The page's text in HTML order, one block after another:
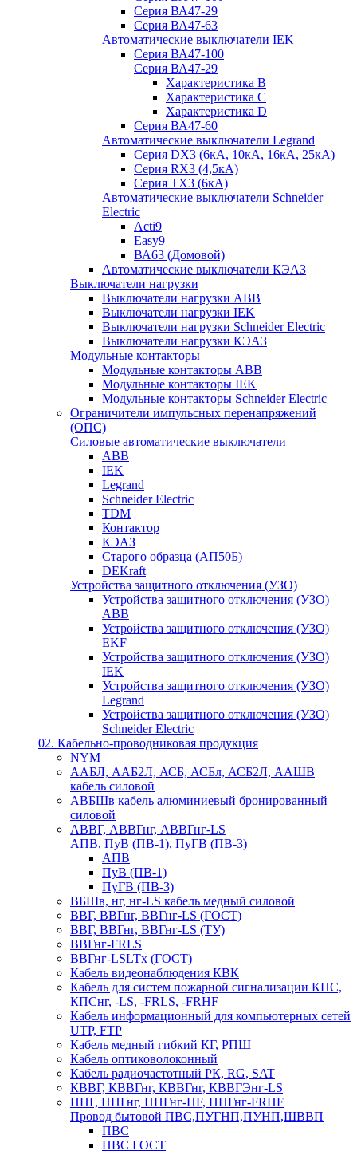
Серия ВА47-29
Серия ВА47-63
Автоматические выключатели IEK
Серия ВА47-100
Серия ВА47-29
Характеристика B
Характеристика C
Характеристика D
Серия ВА47-60
Автоматические выключатели Legrand
Серия DX3 (6кА, 10кА, 16кА, 25кА)
Серия RX3 (4,5кА)
Серия TX3 (6кА)
Автоматические выключатели Schneider
Electric
Acti9
Easy9
ВА63 (Домовой)
Автоматические выключатели КЭАЗ
Выключатели нагрузки
Выключатели нагрузки ABB
Выключатели нагрузки IEK
Выключатели нагрузки Schneider Electric
Выключатели нагрузки КЭАЗ
Модульные контакторы
Модульные контакторы ABB
Модульные контакторы IEK
Модульные контакторы Schneider Electric
Ограничители импульсных перенапряжений
(ОПС)
Силовые автоматические выключатели
ABB
IEK
Legrand
Schneider Electric
TDM
Контактор
КЭАЗ
Старого образца (АП50Б)
DEKraft
Устройства защитного отключения (УЗО)
Устройства защитного отключения (УЗО)
ABB
Устройства защитного отключения (УЗО)
EKF
Устройства защитного отключения (УЗО)
IEK
Устройства защитного отключения (УЗО)
Legrand
Устройства защитного отключения (УЗО)
Schneider Electric
02. Кабельно-проводниковая продукция
NYM
ААБЛ, ААБ2Л, АСБ, АСБл, АСБ2Л, ААШВ
кабель силовой
АВБШв кабель алюминиевый бронированный
силовой
АВВГ, АВВГнг, АВВГнг-LS
АПВ, ПуВ (ПВ-1), ПуГВ (ПВ-3)
АПВ
ПуВ (ПВ-1)
ПуГВ (ПВ-3)
ВБШв, нг, нг-LS кабель медный силовой
ВВГ, ВВГнг, ВВГнг-LS (ГОСТ)
ВВГ, ВВГнг, ВВГнг-LS (ТУ)
ВВГнг-FRLS
ВВГнг-LSLTx (ГОСТ)
Кабель видеонаблюдения КВК
Кабель для систем пожарной сигнализации КПС,
КПСнг, -LS, -FRLS, -FRHF
Кабель информационный для компьютерных сетей
UTP, FTP
Кабель медный гибкий КГ, РПШ
Кабель оптиковолоконный
Кабель радиочастотный РК, RG, SAT
КВВГ, КВВГнг, КВВГнг, КВВГЭнг-LS
ППГ, ППГнг, ППГнг-HF, ППГнг-FRHF
Провод бытовой ПВС,ПУГНП,ПУНП,ШВВП
ПВС
ПВС ГОСТ